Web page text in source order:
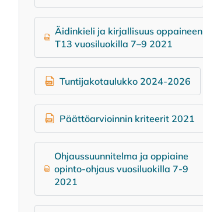
Äidinkieli ja kirjallisuus oppaineen
T13 vuosiluokilla 7–9 2021
Tuntijakotaulukko 2024-2026
Päättöarvioinnin kriteerit 2021
Ohjaussuunnitelma ja oppiaine
opinto-ohjaus vuosiluokilla 7-9
2021